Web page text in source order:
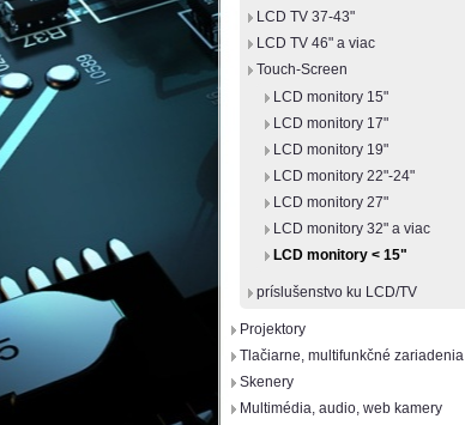
LCD TV 37-43"
LCD TV 46" a viac
Touch-Screen
LCD monitory 15"
LCD monitory 17"
LCD monitory 19"
LCD monitory 22"-24"
LCD monitory 27"
LCD monitory 32" a viac
LCD monitory < 15"
príslušenstvo ku LCD/TV
Projektory
Tlačiarne, multifunkčné zariadenia
Skenery
Multimédia, audio, web kamery